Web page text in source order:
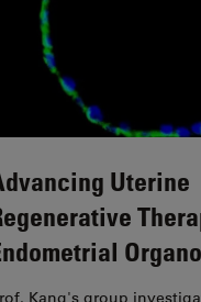
Uterine
Kang's group